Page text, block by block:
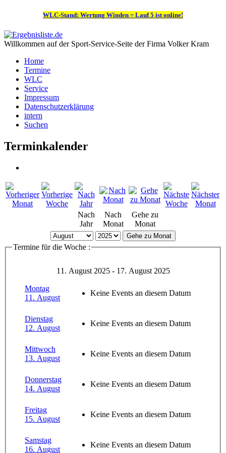
WLC-Stand: Wertung Winden = Lauf 5 ist online!
Willkommen auf der Sport-Service-Seite der Firma Volker Kram
Home
Termine
WLC
Service
Impressum
Datenschutzerklärung
intern
Suchen
Terminkalender
Nach
Jahr
Nach
Monat
Gehe zu
Monat
Gehe zu Monat
Termine für die Woche :
11. August 2025 - 17. August 2025
Montag
11. August
Keine Events an diesem Datum
Dienstag
12. August
Keine Events an diesem Datum
Mittwoch
13. August
Keine Events an diesem Datum
Donnerstag
14. August
Keine Events an diesem Datum
Freitag
15. August
Keine Events an diesem Datum
Samstag
16. August
Keine Events an diesem Datum